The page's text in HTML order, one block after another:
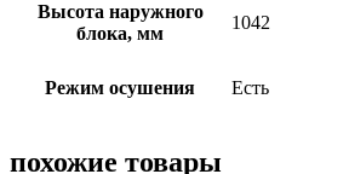
Высота наружного
блока, мм
1042
Режим осушения Есть
похожие товары